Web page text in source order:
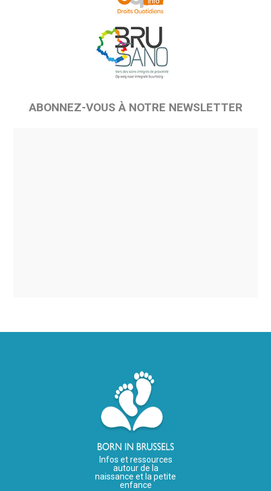
ABONNEZ-VOUS À NOTRE NEWSLETTER
Infos et ressources
autour de la
naissance et la petite
enfance